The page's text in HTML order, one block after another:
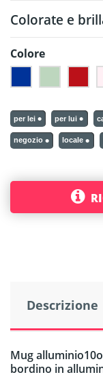
Colorate e
Colore
per lei per lui
negozio locale
Descrizione
Mug
bordino in